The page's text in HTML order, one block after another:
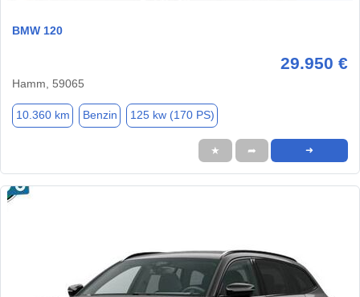
BMW 120
29.950 €
Hamm, 59065
10.360 km Benzin 125 kw (170 PS)
★ ➦ ➜